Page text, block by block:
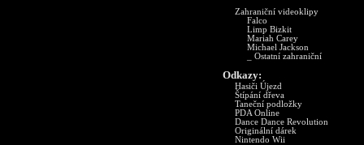
Zahraniční videoklipy
Falco
Limp Bizkit
Mariah Carey
Michael Jackson
_ Ostatní zahraniční
Odkazy:
Hasiči Újezd
Štípání dřeva
Taneční podložky
PDA Online
Dance Dance Revolution
Originální dárek
Nintendo Wii